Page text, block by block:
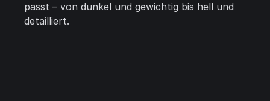
passt – von dunkel und gewichtig bis hell und
detailliert.